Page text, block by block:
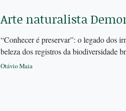
Arte naturalista
“Conhecer é preservar”: o legado dos
beleza dos registros da biodiversidade
Otávio Maia